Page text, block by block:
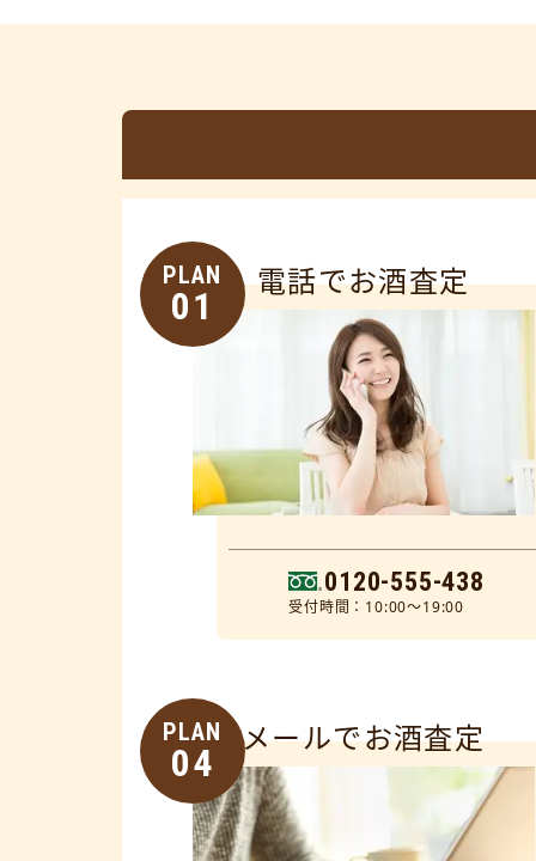
PLAN
01
電話でお酒査定
0120-555-438
受付時間：10:00～19:00
PLAN
04
メールでお酒査定